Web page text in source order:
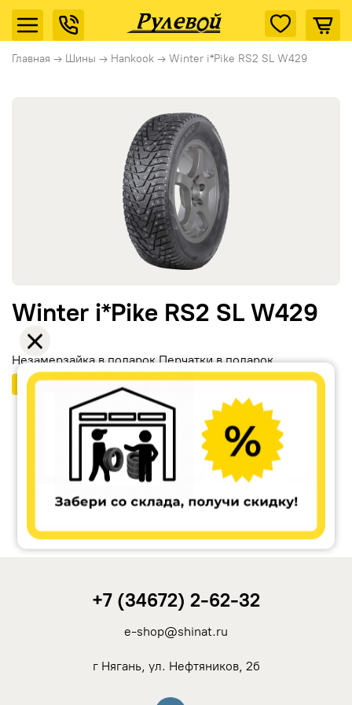
Главная → Шины → Hankook → Winter i*Pike RS2 SL W429
Ikon Tyres (Nokian Tyres)
Tunga
Winter i*Pike RS2 SL W429
Незамерзайка в подарок Перчатки в подарок
Бесплатный шиномонтаж
+7 (34672) 2-62-32
e-shop@shinat.ru
г Нягань, ул. Нефтяников, 2б